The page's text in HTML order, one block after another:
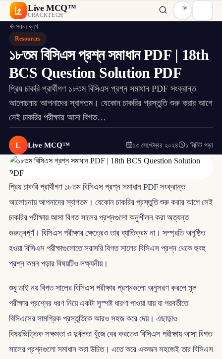
Live MCQ™
CRACKTECH
সকল ব্লগ
Resources
১৮তম বিসিএস প্রশ্ন সমাধান PDF | 18th
BCS Question Solution PDF
প্রিয় চাকরি প্রার্থীগণ ১৮তম বিসিএস প্রশ্ন সমাধান PDF সংক্রান্ত
আলোচনায় আপনাদের স্বাগতম। যেকোন চাকরির প্রস্তুতি শুরু করার আগে
সেই চাকরির পরীক্ষায় আসা বিগত…
L Live MCQ™ ১৩ সেপ্টেম্বর ২০২৪ ১ মিনিট পড়া
প্রিয় চাকরি প্রার্থীগণ ১৮তম বিসিএস প্রশ্ন সমাধান PDF সংক্রান্ত
আলোচনায় আপনাদের স্বাগতম। যেকোন চাকরির প্রস্তুতি শুরু করার আগে সেই
চাকরির পরীক্ষায় আসা বিগত সালের প্রশ্নগুলো অনুশীলন করা অত্যন্ত
গুরুত্বপূর্ণ। বিসিএস পরীক্ষার ক্ষেত্রেও তার ব্যাতিক্রম না। সম্প্রতি অনুষ্ঠিত
হওয়া বিসিএস পরীক্ষাগুলোতে সরাসরি বিগত সালের বিসিএস প্রশ্ন থেকে হুবহু
প্রশ্ন কমন পড়ার বিষয়টিও লক্ষ্যনীয়।
শুধু তাই নয় বিগত সালের বিসিএস পরীক্ষার প্রশ্নগুলো অনুসরণ করলে মূল
পরীক্ষার প্রশ্নের ধরণ নিয়ে একটা সুস্পষ্ট ধারণা পাওয়া যায় যা পরবর্তীতে
বিসিএসের সামগ্রিক প্রস্তুতিকে আরও সহজ করে দেয়। এছাড়াও
বিষয়ভিত্তিক সক্ষমতা ও দুর্বলতা খুঁজে বের করতেও বিসিএস পরীক্ষায় আসা বিগত
সালের প্রশ্নগুলো সমাধান করা উচিত। এতে করে একজন সহজেই তার বিসিএস